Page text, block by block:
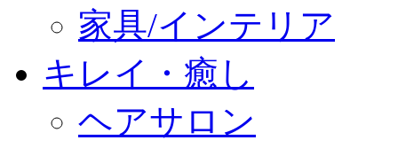
家具/インテリア
キレイ・癒し
ヘアサロン